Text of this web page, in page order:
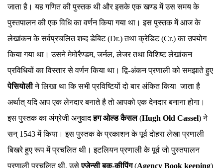
जाता है। यह गणित की पुस्तक थी और इसके एक खण्ड में उस समय के
पुस्तपालन की एक विधि का वर्णन किया गया था। इस पुस्तक में आज के
लेखांकन के सर्वप्रचलित शब्द डेबिट (Dr.) तथा क्रेडिट (Cr.) का उपयोग
किया गया था। उसने मेमोरैण्डम, जर्नल, लेजर तथा विशिष्ट लेखांकन
प्रविधियों का विस्तार से वर्णन किया था। द्वि-अंकन प्रणाली को समझाते हुए
पेसियोलीने लिखा था कि सभी प्रविष्टियों दो बार अंकित किया जाता है
अर्थात् यदि आप एक लेनदार बनाते है तो आपको एक देनदार बनाना होगा।
इस पुस्तक का अंग्रेजी अनुवादहग ओल्ड कैसल(Hugh Old Cassel) ने
सन् 1543 में किया। इस पुस्तक के प्रकाशन के पूर्व दोहरा लेखा प्रणाली
बिखरे हुए रूप में प्रचलित थी। इटलियन प्रणाली के पूर्व जो पुस्तपालन
प्रणाली प्रचलित थी, उसेएजेन्सी बुक-कीपिंग(Agency Book keeping)